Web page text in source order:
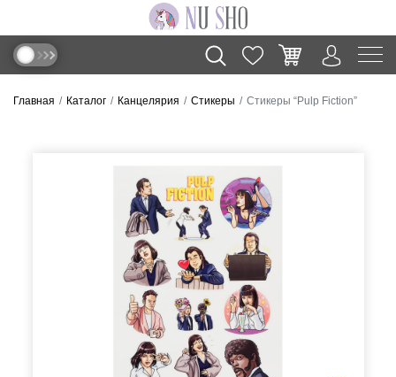
Главная Каталог Канцелярия Стикеры Стикеры “Pulp Fiction”